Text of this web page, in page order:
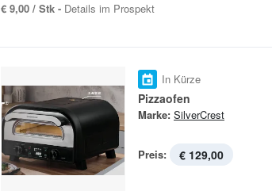
€ 9,00 / Stk - Details im Prospekt
In Kürze
Pizzaofen
Marke: SilverCrest
Preis: € 129,00